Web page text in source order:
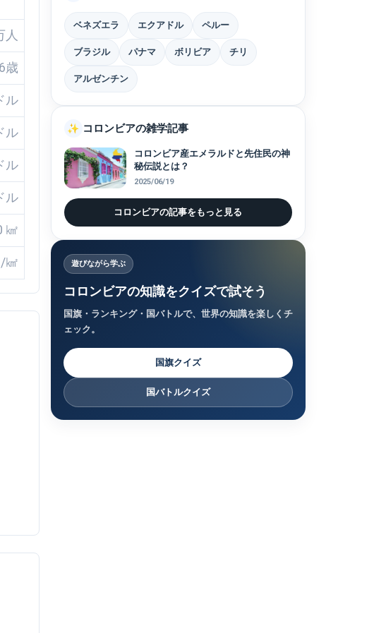
人
歳
ル
ル
ル
ル
㎢
㎢
ベネズエラ エクアドル ペルー
ブラジル パナマ ボリビア チリ
アルゼンチン
✨ コロンビアの雑学記事
コロンビア産エメラルドと先住民の神
秘伝説とは？
2025/06/19
コロンビアの記事をもっと見る
遊びながら学ぶ
コロンビアの知識をクイズで試そう
国旗・ランキング・国バトルで、世界の知識を楽しくチ
ェック。
国旗クイズ
国バトルクイズ